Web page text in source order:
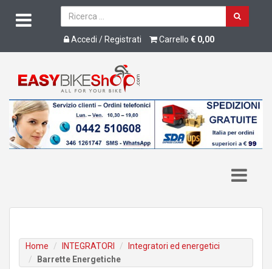
Accedi / Registrati Carrello € 0,00
Home INTEGRATORI
Integratori ed energetici
Barrette Energetiche